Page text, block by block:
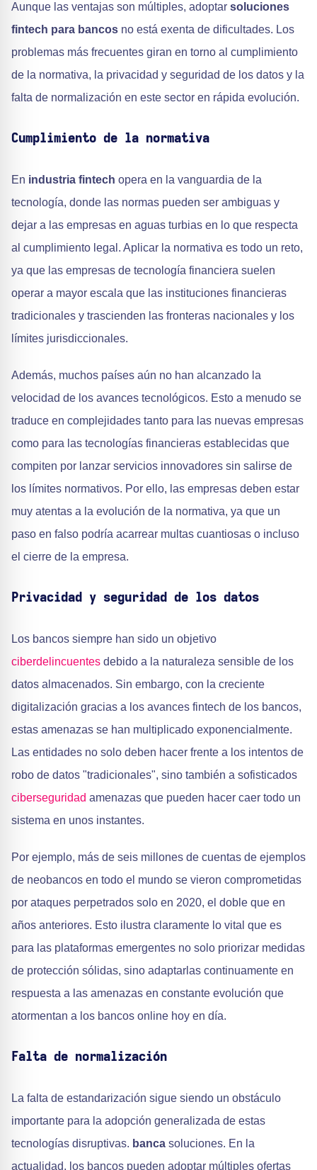
Aunque las ventajas son múltiples, adoptar soluciones
fintech para bancos no está exenta de dificultades. Los
problemas más frecuentes giran en torno al cumplimiento
de la normativa, la privacidad y seguridad de los datos y la
falta de normalización en este sector en rápida evolución.
Cumplimiento de la normativa
En industria fintech opera en la vanguardia de la
tecnología, donde las normas pueden ser ambiguas y
dejar a las empresas en aguas turbias en lo que respecta
al cumplimiento legal. Aplicar la normativa es todo un reto,
ya que las empresas de tecnología financiera suelen
operar a mayor escala que las instituciones financieras
tradicionales y trascienden las fronteras nacionales y los
límites jurisdiccionales.
Además, muchos países aún no han alcanzado la
velocidad de los avances tecnológicos. Esto a menudo se
traduce en complejidades tanto para las nuevas empresas
como para las tecnologías financieras establecidas que
compiten por lanzar servicios innovadores sin salirse de
los límites normativos. Por ello, las empresas deben estar
muy atentas a la evolución de la normativa, ya que un
paso en falso podría acarrear multas cuantiosas o incluso
el cierre de la empresa.
Privacidad y seguridad de los datos
Los bancos siempre han sido un objetivo
ciberdelincuentes debido a la naturaleza sensible de los
datos almacenados. Sin embargo, con la creciente
digitalización gracias a los avances fintech de los bancos,
estas amenazas se han multiplicado exponencialmente.
Las entidades no solo deben hacer frente a los intentos de
robo de datos "tradicionales", sino también a sofisticados
ciberseguridad amenazas que pueden hacer caer todo un
sistema en unos instantes.
Por ejemplo, más de seis millones de cuentas de ejemplos
de neobancos en todo el mundo se vieron comprometidas
por ataques perpetrados solo en 2020, el doble que en
años anteriores. Esto ilustra claramente lo vital que es
para las plataformas emergentes no solo priorizar medidas
de protección sólidas, sino adaptarlas continuamente en
respuesta a las amenazas en constante evolución que
atormentan a los bancos online hoy en día.
Falta de normalización
La falta de estandarización sigue siendo un obstáculo
importante para la adopción generalizada de estas
tecnologías disruptivas. banca soluciones. En la
actualidad, los bancos pueden adoptar múltiples ofertas